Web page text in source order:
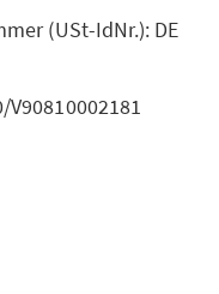
(USt-IdNr.): DE